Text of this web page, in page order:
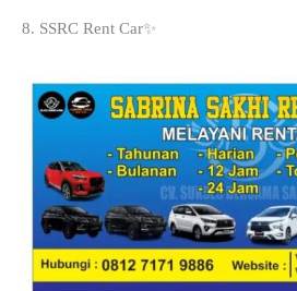
8. SSRC Rent Car✨